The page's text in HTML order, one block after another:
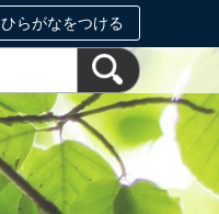
ひらがなをつける